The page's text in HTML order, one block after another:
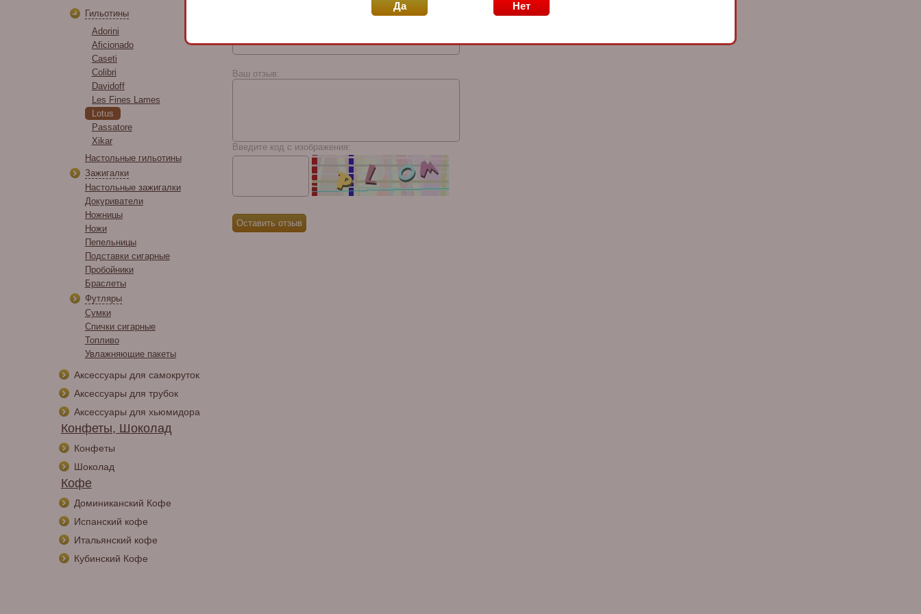
Гильотины
Adorini
Aficionado
Caseti
Colibri
Davidoff
Les Fines Lames
Lotus
Passatore
Xikar
Настольные гильотины
Зажигалки
Настольные зажигалки
Докуриватели
Ножницы
Ножи
Пепельницы
Подставки сигарные
Пробойники
Браслеты
Футляры
Сумки
Спички сигарные
Топливо
Увлажняющие пакеты
Аксессуары для самокруток
Аксессуары для трубок
Аксессуары для хьюмидора
Конфеты, Шоколад
Конфеты
Шоколад
Кофе
Доминиканский Кофе
Испанский кофе
Итальянский кофе
Кубинский Кофе
Ваш отзыв:
Введите код с изображения:
Да Нет